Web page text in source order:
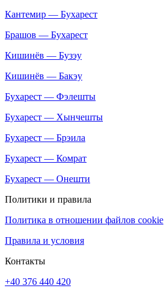
Кантемир — Бухарест
Брашов — Бухарест
Кишинёв — Бузэу
Кишинёв — Бакэу
Бухарест — Фэлешты
Бухарест — Хынчешты
Бухарест — Брэила
Бухарест — Комрат
Бухарест — Онешти
Политики и правила
Политика в отношении файлов cookie
Правила и условия
Контакты
+40 376 440 420